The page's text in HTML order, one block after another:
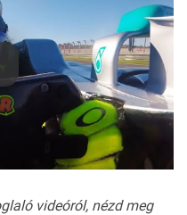
videóról, nézd meg